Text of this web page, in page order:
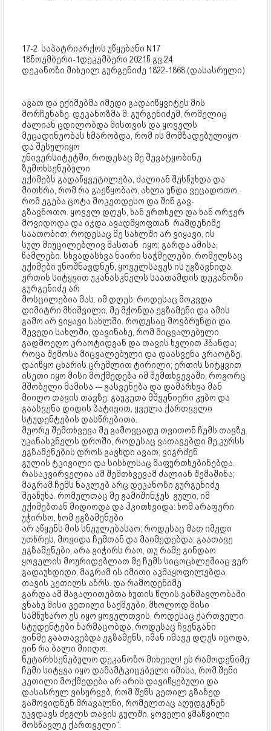
17-2 საპატრიარქოს უწყებანი N17
18ნოემბერი-1დეკემბერი 2021წ გვ.24
დეკანოზი მიხეილ გურგენიძე 1822-1868 (დასასრული)
ავათ და ექიმებმა იმედი გადაიწყვიტეს მის
მორჩენაზე. დეკანოზმა მ. გურგენიძემ, რომელიც
ძალიან ცდილობდა მისთვის და ყოველს
მეცადინეობას ხმარობდა, რომ ის მომზადებულიყო
და შესულიყო
უნივერსიტეტში, როდესაც მე შევატყობინე
ზემოხსენებული
ექიმებს გადაწყვეტილება, ძალიან შესწუხდა და
მითხრა, რომ რა გაეწყობაო, ახლა უნდა ვეცადოთო,
რომ ეგება ცოტა მოკეთდესო და შინ გავ-
გზავნოთო. ყოველ დღეს, ხან ერთხელ და ხან ორჯერ
მოვიდოდა და იჯდა ავადმყოფთან რამდენიმე
საათობით; როდესაც მე სახლში არ ვიყავი, ის
სულ მიუცილებლივ მასთან იყო; გარდა ამისა,
წამლები. სხვადასხვა ნაირი საჭმელები, რომელსაც
ექიმები უნოშნავდნენ, ყოველსავეს ის უგზავნიდა.
ერთის სიტყვით უკანასკნელს საათამდის დეკანოზი
გურგენიძე არ
მოსცილებია მას. იმ დღეს, როდესაც მოკვდა
დიმიტრი მხიშვილი, მე მქონდა ეგზამენი და ამის
გამო არ ვიყავი სახლში. როდესაც მოვბრუნდი და
შევედი სახლში, დავინახე, რომ მიცვალებული
გადმოეღო კრაოტიდგან და თავის ხელით ჰბანდა;
როცა შემოსა მიცვალებული და დაასვენა კრაოტზე,
დაიწყო ცხარის ცრემლით ტირილი; ერთის სიტყვით
ისეთი იყო მისი მოქმედება იმ შემთხვევაში, როგორც
მშობელი მამისა -– გასვენება და დამარხვა მან
მიიღო თავის თავზე: გაუკეთა მშვენიერი კუბო და
გაასვენა დიდის პატივით, ყველა ქართველი
სტუდენტების დასწრებითა.
მეორე შემთხვევა მე გამოვცადე თვითონ ჩემს თავზე.
უკანასკნელს დროში, როდესაც ვათავებდი მე კურსს
ეგზამენების დროს გავხდი ავათ, ვიგრძენ
გულის ტკივილი და სისხლსაც მაფურთხებინებდა.
რასაკვირველია ამ შემთხვევამ ძალიან შემაშინა;
მაგრამ ჩემს ნაკლებ არც დეკანოზი გურგენიძე
შეაწუხა. რომელთაც მე გამიშინჯეს გული, იმ
ექიმებთან მიდიოდა და ჰკითხვიდა: ხომ არაფერი
უჭირსო, ხომ ეგზამენები
არ აწყენს მის სნეულებასაო; როდესაც მათ იმედი
უთხრეს, მოვიდა ჩემთან და მაიმედებდა: გაათავე
ეგზამენები, არა გიჭირს რაო, თუ რამე გინდაო
ყოველის მოურიდებლათ მე ჩემს სიცოცხლეშიაც ვერ
გადაუხდიდი, მაგრამ ის იმითი აკმაყოფილებდა
თავის კეთილს აზრს. და რამოდენიმე
გარდა ამ მაგალითებთა ხუთის წლის განმავლობაში
ვნახე მისი კეთილი საქმეები, მხოლოდ მისი
სამწუხარო ეს იყო ყოველთვის, როდესაც ქართველი
სტუდენტები ზარმაცობდა, როდესაც ჩვენგანი
ვინმე გაათავებდა ეგზამენს, იმან იმავე დღეს იცოდა,
ვინ რა ბალი მიიღო.
ნეტარხსენებულო დეკანოზო მიხეილ! ეს რამოდენიმე
ჩემი სიტყვა იყო დამამტკიცებელი იმისა, რომ შენი
კეთილი მოქმედება არ არის დავიწყებული და
დასასრულ ვისურვებ, რომ შენს კეთილ გზაზედ
გამოვიდნენ მრავალნი, რომელთაც აღუდგენენ
უკვდავს ძეგლს თავის გულში, ყოველი ყმაწვილი
მოსწავლე ქართველი“.